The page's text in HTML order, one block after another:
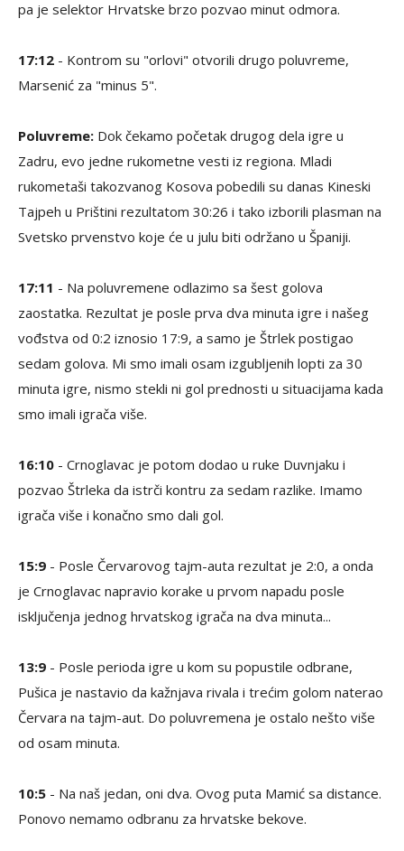
pa je selektor Hrvatske brzo pozvao minut odmora.
17:12 - Kontrom su "orlovi" otvorili drugo poluvreme,
Marsenić za "minus 5".
Poluvreme: Dok čekamo početak drugog dela igre u
Zadru, evo jedne rukometne vesti iz regiona. Mladi
rukometaši takozvanog Kosova pobedili su danas Kineski
Tajpeh u Prištini rezultatom 30:26 i tako izborili plasman na
Svetsko prvenstvo koje će u julu biti održano u Španiji.
17:11 - Na poluvremene odlazimo sa šest golova
zaostatka. Rezultat je posle prva dva minuta igre i našeg
vođstva od 0:2 iznosio 17:9, a samo je Štrlek postigao
sedam golova. Mi smo imali osam izgubljenih lopti za 30
minuta igre, nismo stekli ni gol prednosti u situacijama kada
smo imali igrača više.
16:10 - Crnoglavac je potom dodao u ruke Duvnjaku i
pozvao Štrleka da istrči kontru za sedam razlike. Imamo
igrača više i konačno smo dali gol.
15:9 - Posle Červarovog tajm-auta rezultat je 2:0, a onda
je Crnoglavac napravio korake u prvom napadu posle
isključenja jednog hrvatskog igrača na dva minuta...
13:9 - Posle perioda igre u kom su popustile odbrane,
Pušica je nastavio da kažnjava rivala i trećim golom naterao
Červara na tajm-aut. Do poluvremena je ostalo nešto više
od osam minuta.
10:5 - Na naš jedan, oni dva. Ovog puta Mamić sa distance.
Ponovo nemamo odbranu za hrvatske bekove.